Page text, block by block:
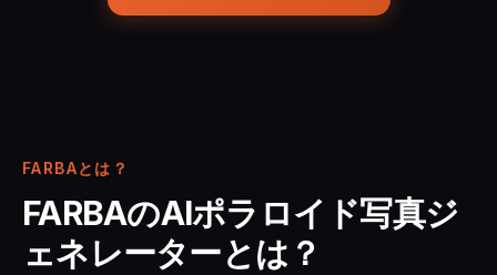
FARBAとは？
FARBAのAIポラロイド写真ジ
ェネレーターとは？